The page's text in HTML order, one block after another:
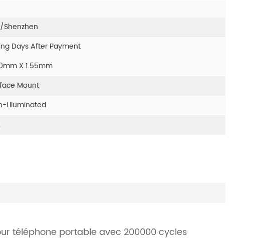
Shenzhen
Days After Payment
X 1.55mm
Mount
Llluminated
téléphone portable avec 200000 cycles